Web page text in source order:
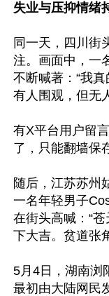
失业与压抑情绪
同一天，四川街
注。画面中，一
不断喊著：“我
有人围观，但无
有X平台用户留
了，只能翻墙保
随后，江苏苏州
一名年轻男子
在街头高喊：“
下大吉。贫道张
5月4日，湖南浏
最初由大陆网民